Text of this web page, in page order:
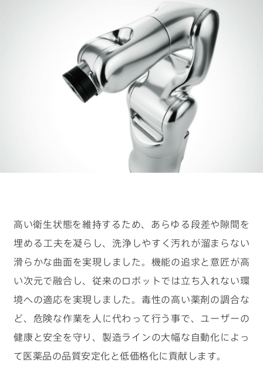
キーワードから見つける
#クルマの一部をつくる仕事
#ロボットと人の関係性はどうなっていく？
#カーボンニュートラルを現実に
高い衛生状態を維持するため、あらゆる段差や隙間を
埋める工夫を凝らし、洗浄しやすく汚れが溜まらない
滑らかな曲面を実現しました。機能の追求と意匠が高
い次元で融合し、従来のロボットでは立ち入れない環
境への適応を実現しました。毒性の高い薬剤の調合な
ど、危険な作業を人に代わって行う事で、ユーザーの
健康と安全を守り、製造ラインの大幅な自動化によっ
て医薬品の品質安定化と低価格化に貢献します。